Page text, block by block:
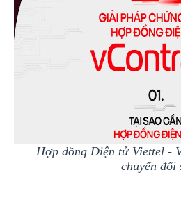
Hợp đồng Điện tử Viettel -
chuyển đổi